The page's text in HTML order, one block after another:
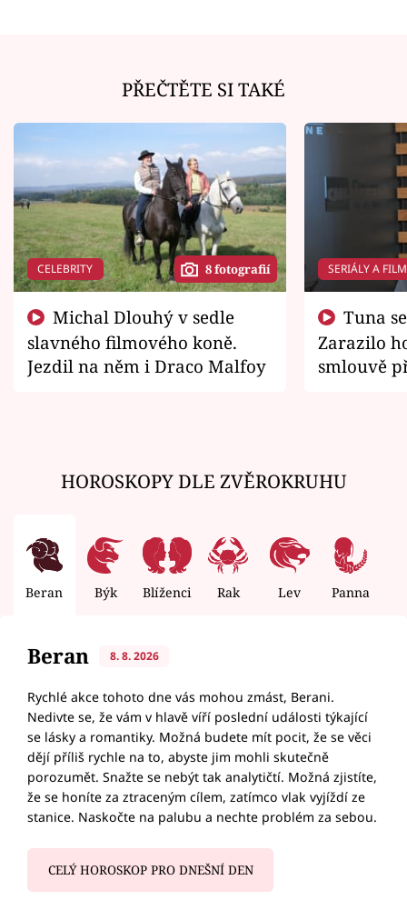
PŘEČTĚTE SI TAKÉ
CELEBRITY 8 fotografií
slavného filmového koně.
Jezdil na něm i Draco Malfoy
SERIÁLY A
Zarazilo
smlouvě
HOROSKOPY DLE ZVĚROKRUHU
Beran Býk Blíženci Rak Lev Panna
Beran 8. 8. 2026
Rychlé akce tohoto dne vás mohou zmást, Berani.
Nedivte se, že vám v hlavě víří poslední události týkající
se lásky a romantiky. Možná budete mít pocit, že se věci
dějí příliš rychle na to, abyste jim mohli skutečně
porozumět. Snažte se nebýt tak analytičtí. Možná zjistíte,
že se honíte za ztraceným cílem, zatímco vlak vyjíždí ze
stanice. Naskočte na palubu a nechte problém za sebou.
CELÝ HOROSKOP PRO DNEŠNÍ DEN